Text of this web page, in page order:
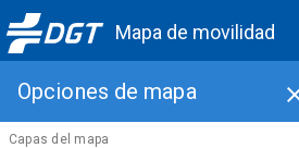
Mapa de movilidad
Opciones de mapa
Capas del mapa